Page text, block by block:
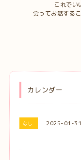
これでい
会ってお話する
カレンダー
なし 2025-01-